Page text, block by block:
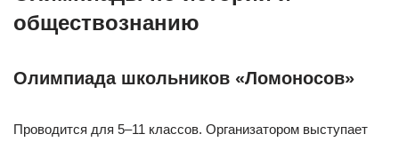
обществознанию
Олимпиада школьников «Ломоносов»
Проводится для 5–11 классов. Организатором выступает